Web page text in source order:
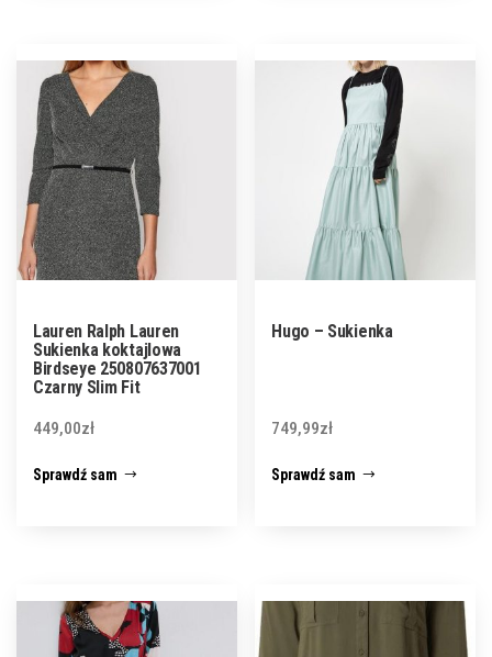
Lauren Ralph Lauren
Sukienka koktajlowa
Birdseye 250807637001
Czarny Slim Fit
449,00zł
Sprawdź sam
Hugo – Sukienka
749,99zł
Sprawdź sam